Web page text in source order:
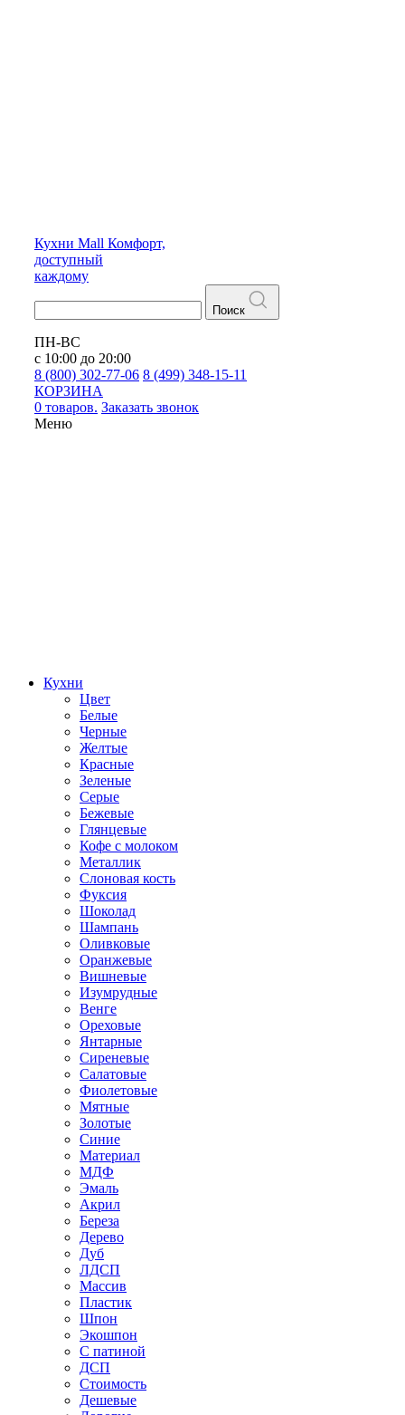
Кухни Mall Комфорт,
доступный
каждому
Поиск
ПН-ВС
с 10:00 до 20:00
8 (800) 302-77-06 8 (499) 348-15-11
КОРЗИНА
0 товаров. Заказать звонок
Меню
Кухни
Цвет
Белые
Черные
Желтые
Красные
Зеленые
Серые
Бежевые
Глянцевые
Кофе с молоком
Металлик
Слоновая кость
Фуксия
Шоколад
Шампань
Оливковые
Оранжевые
Вишневые
Изумрудные
Венге
Ореховые
Янтарные
Сиреневые
Салатовые
Фиолетовые
Мятные
Золотые
Синие
Материал
МДФ
Эмаль
Акрил
Береза
Дерево
Дуб
ЛДСП
Массив
Пластик
Шпон
Экошпон
С патиной
ДСП
Стоимость
Дешевые